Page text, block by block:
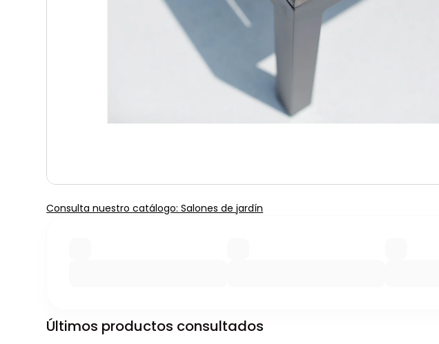
Consulta nuestro catálogo: Salones de jardín
Últimos productos consultados